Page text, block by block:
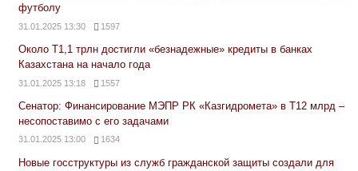
футболу
31.01.2025 13:30 1597
Около Т1,1 трлн достигли «безнадежные» кредиты в банках
Казахстана на начало года
31.01.2025 13:18 1557
Сенатор: Финансирование МЭПР РК «Казгидромета» в Т12 млрд –
несопоставимо с его задачами
31.01.2025 13:00 1634
Новые госструктуры из служб гражданской защиты создали для